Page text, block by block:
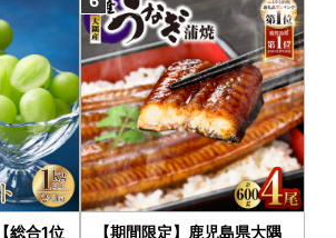
総合1位
【期間限定】鹿児島県大隅